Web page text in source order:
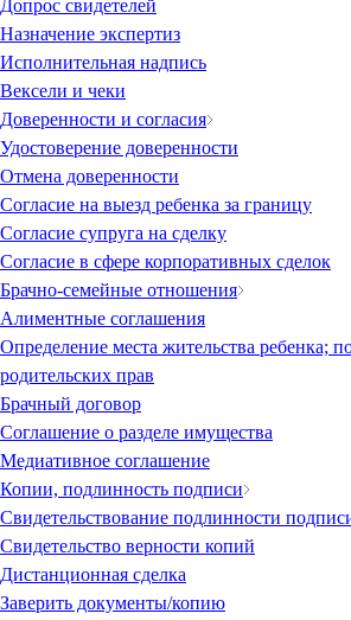
Допрос свидетелей
Назначение экспертиз
Исполнительная надпись
Вексели и чеки
Доверенности и согласия
Удостоверение доверенности
Отмена доверенности
Согласие на выезд ребенка за границу
Согласие супруга на сделку
Согласие в сфере корпоративных сделок
Брачно-семейные отношения
Алиментные соглашения
Определение места жительства ребенка;
родительских прав
Брачный договор
Соглашение о разделе имущества
Медиативное соглашение
Копии, подлинность подписи
Свидетельствование подлинности
Свидетельство верности копий
Дистанционная сделка
Заверить документы/копию